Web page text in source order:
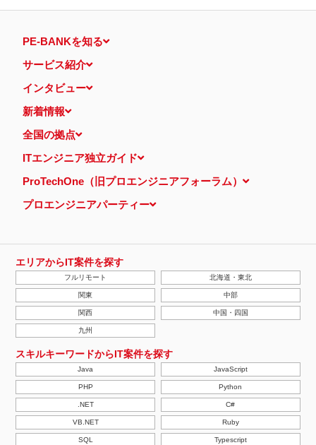
PE-BANKを知る
サービス紹介
インタビュー
新着情報
全国の拠点
ITエンジニア独立ガイド
ProTechOne（旧プロエンジニアフォーラム）
プロエンジニアパーティー
エリアからIT案件を探す
フルリモート 北海道・東北
関東 中部
関西 中国・四国
九州
スキルキーワードからIT案件を探す
Java JavaScript
PHP Python
.NET C#
VB.NET Ruby
SQL Typescript